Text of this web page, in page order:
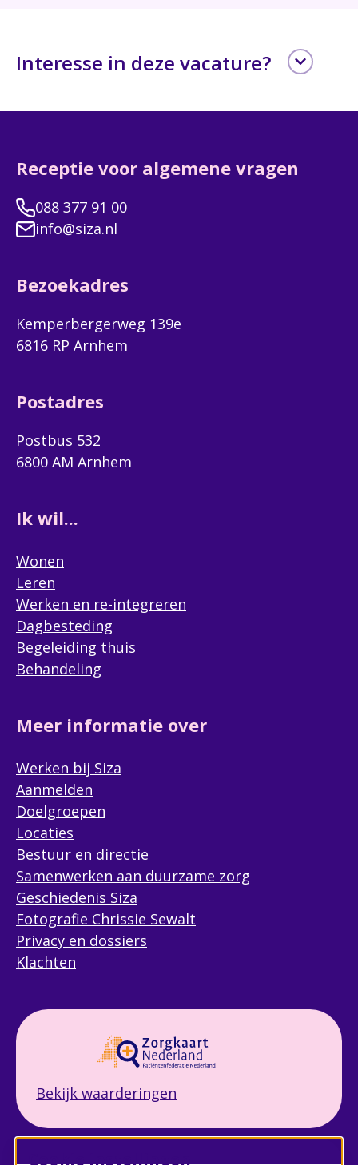
Cookie instellingen
Interesse in deze vacature?
this
Achternaam
Telefoonnummer
Woonplaats
In welke soort vrijwilligerswerk bij Siza bent u
Maatje
Algemene ondersteuner
Ik ben geïnteresseerd in de volgende vacature:
Als u geen voorkeur heeft zoeken we samen naar een
passende plek.
Korte motivatie
Verzenden
Receptie voor algemene vragen
088 377 91 00
info@siza.nl
Bezoekadres
Kemperbergerweg 139e
6816 RP Arnhem
Postadres
Postbus 532
6800 AM Arnhem
Ik wil...
Wonen
Leren
Werken en re-integreren
Dagbesteding
Begeleiding thuis
Behandeling
Meer informatie over
Werken bij Siza
Aanmelden
Doelgroepen
Locaties
Bestuur en directie
Samenwerken aan duurzame zorg
Geschiedenis Siza
Fotografie Chrissie Sewalt
Privacy en dossiers
Klachten
Bekijk waarderingen